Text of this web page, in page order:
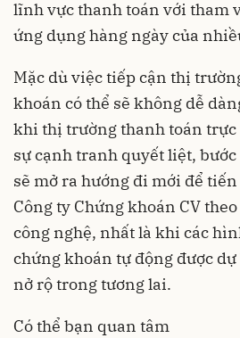
lĩnh vực thanh toán với tham
ứng dụng hàng ngày của
Mặc dù việc tiếp cận thị
khoán có thể sẽ không dễ
khi thị trường thanh toán trực
sự cạnh tranh quyết liệt,
sẽ mở ra hướng đi mới để
Công ty Chứng khoán CV
công nghệ, nhất là khi các
chứng khoán tự động được dự
nở rộ trong tương lai.
Có thể bạn quan tâm